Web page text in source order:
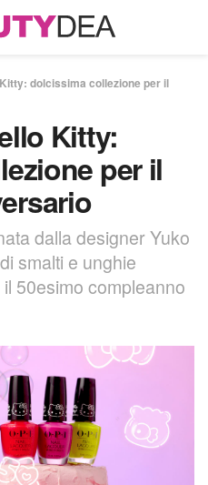
dolcissima collezione per il
Kitty:
per il
dalla designer Yuko
smalti e unghie
50esimo compleanno